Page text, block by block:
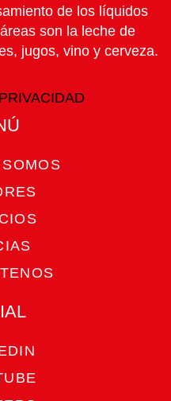
de los líquidos
son la leche de
jugos, vino y cerveza.